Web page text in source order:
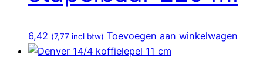
6,42 (7,77 incl btw) Toevoegen aan winkelwagen